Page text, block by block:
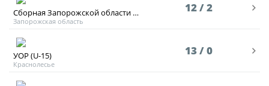
Сборная Запорожской области (2010)
Запорожская область
12 / 2
УОР (U-15)
Краснолесье
13 / 0